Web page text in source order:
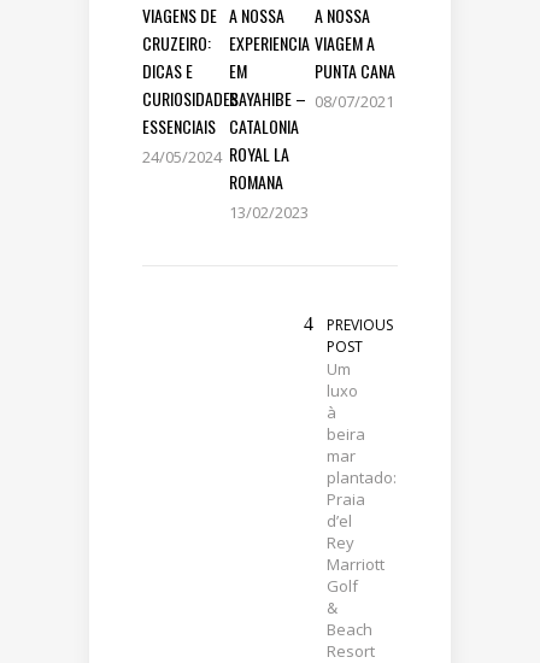
VIAGENS DE
CRUZEIRO:
DICAS E
CURIOSIDADES
ESSENCIAIS
24/05/2024
A NOSSA
EXPERIENCIA
EM
BAYAHIBE –
CATALONIA
ROYAL LA
ROMANA
13/02/2023
A NOSSA
VIAGEM A
PUNTA CANA
08/07/2021
PREVIOUS
POST
Um
luxo
à
beira
mar
plantado:
Praia
d’el
Rey
Marriott
Golf
&
Beach
Resort